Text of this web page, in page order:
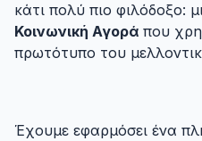
κάτι πολύ πιο φιλόδοξο:
Κοινωνική Αγορά που
πρωτότυπο του
Έχουμε εφαρμόσει ένα